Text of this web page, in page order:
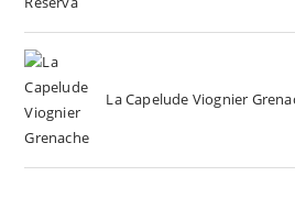
La Capelude Viognier